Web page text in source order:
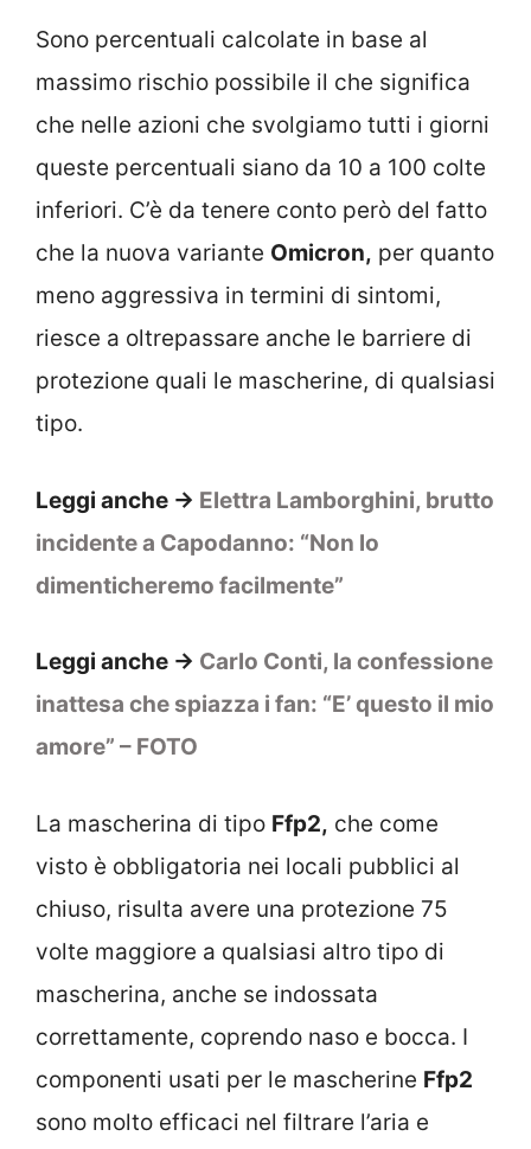
Sono percentuali calcolate in base al
massimo rischio possibile il che significa
che nelle azioni che svolgiamo tutti i giorni
queste percentuali siano da 10 a 100 colte
inferiori. C’è da tenere conto però del fatto
che la nuova variante Omicron, per quanto
meno aggressiva in termini di sintomi,
riesce a oltrepassare anche le barriere di
protezione quali le mascherine, di qualsiasi
tipo.
Leggi anche -> Elettra Lamborghini, brutto
incidente a Capodanno: “Non lo
dimenticheremo facilmente”
Leggi anche -> Carlo Conti, la confessione
inattesa che spiazza i fan: “E’ questo il mio
amore” – FOTO
La mascherina di tipo Ffp2, che come
visto è obbligatoria nei locali pubblici al
chiuso, risulta avere una protezione 75
volte maggiore a qualsiasi altro tipo di
mascherina, anche se indossata
correttamente, coprendo naso e bocca. I
componenti usati per le mascherine Ffp2
sono molto efficaci nel filtrare l’aria e